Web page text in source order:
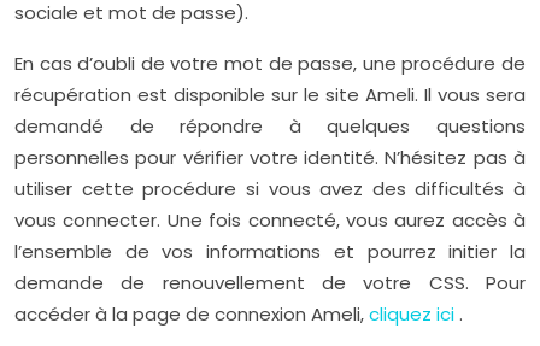
sociale et mot de passe).
En cas d’oubli de votre mot de passe, une procédure de
récupération est disponible sur le site Ameli. Il vous sera
demandé de répondre à quelques questions
personnelles pour vérifier votre identité. N’hésitez pas à
utiliser cette procédure si vous avez des difficultés à
vous connecter. Une fois connecté, vous aurez accès à
l’ensemble de vos informations et pourrez initier la
demande de renouvellement de votre CSS. Pour
accéder à la page de connexion Ameli,cliquez ici.